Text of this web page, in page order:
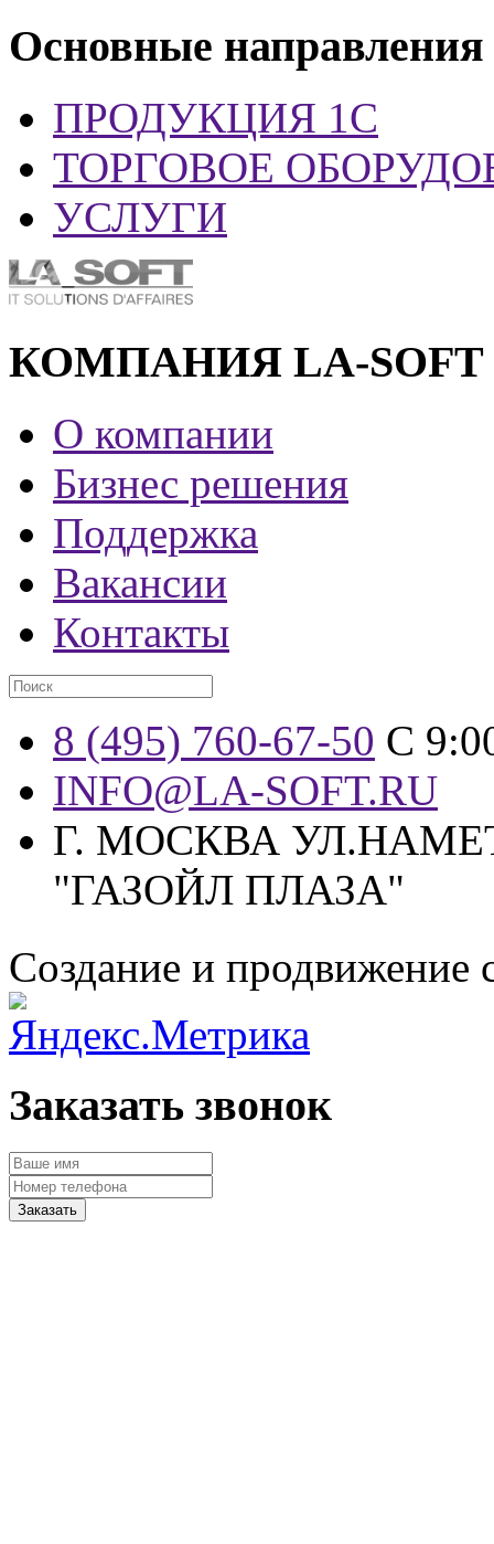
Основные направления
ПРОДУКЦИЯ 1С
ТОРГОВОЕ
УСЛУГИ
КОМПАНИЯ LA-SOFT
О компании
Бизнес решения
Поддержка
Вакансии
Контакты
8 (495) 760-67-50 С
INFO@LA-SOFT.RU
Г. МОСКВА
"ГАЗОЙЛ ПЛАЗА"
Создание и продвижение
Заказать звонок
Заказать